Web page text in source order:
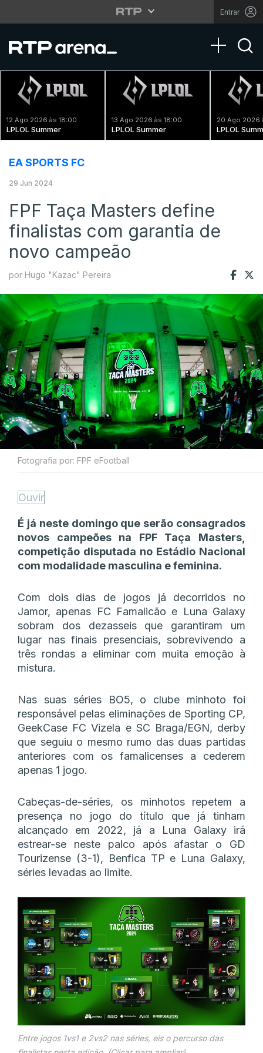
Entrar
Toggle
12 Ago 2026 às 18:00
LPLOL Summer
13 Ago 2026 às 18:00
LPLOL Summer
20 Ago 2026
LPLOL
EA SPORTS FC
29 Jun 2024
FPF Taça Masters define
finalistas com garantia de
novo campeão
por Hugo "Kazac" Pereira
Fotografia por: FPF eFootball
Ouvir
É já neste domingo que serão consagrados
novos campeões na FPF Taça Masters,
competição disputada no Estádio Nacional
com modalidade masculina e feminina.
Com dois dias de jogos já decorridos no
Jamor, apenas FC Famalicão e Luna Galaxy
sobram dos dezasseis que garantiram um
lugar nas finais presenciais, sobrevivendo a
três rondas a eliminar com muita emoção à
mistura.
Nas suas séries BO5, o clube minhoto foi
responsável pelas eliminações de Sporting CP,
GeekCase FC Vizela e SC Braga/EGN, derby
que seguiu o mesmo rumo das duas partidas
anteriores com os famalicenses a cederem
apenas 1 jogo.
Cabeças-de-séries, os minhotos repetem a
presença no jogo do título que já tinham
alcançado em 2022, já a Luna Galaxy irá
estrear-se neste palco após afastar o GD
Tourizense (3-1), Benfica TP e Luna Galaxy,
séries levadas ao limite.
Entre jogos 1vs1 e 2vs2 nas séries, eis o percurso das